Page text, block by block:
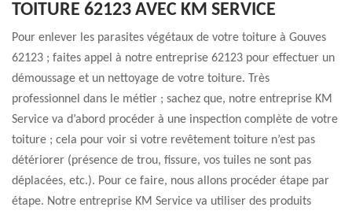
TOITURE 62123 AVEC KM SERVICE
Pour enlever les parasites végétaux de votre toiture à Gouves
62123 ; faites appel à notre entreprise 62123 pour effectuer un
démoussage et un nettoyage de votre toiture. Très
professionnel dans le métier ; sachez que, notre entreprise KM
Service va d’abord procéder à une inspection complète de votre
toiture ; cela pour voir si votre revêtement toiture n’est pas
détériorer (présence de trou, fissure, vos tuiles ne sont pas
déplacées, etc.). Pour ce faire, nous allons procéder étape par
étape. Notre entreprise KM Service va utiliser des produits